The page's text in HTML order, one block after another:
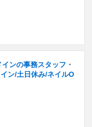
ンの事務スタッフ・
ン/土日休み/ネイルO